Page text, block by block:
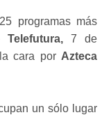
programas más
Telefutura,7 de
cara por Azteca
un sólo lugar